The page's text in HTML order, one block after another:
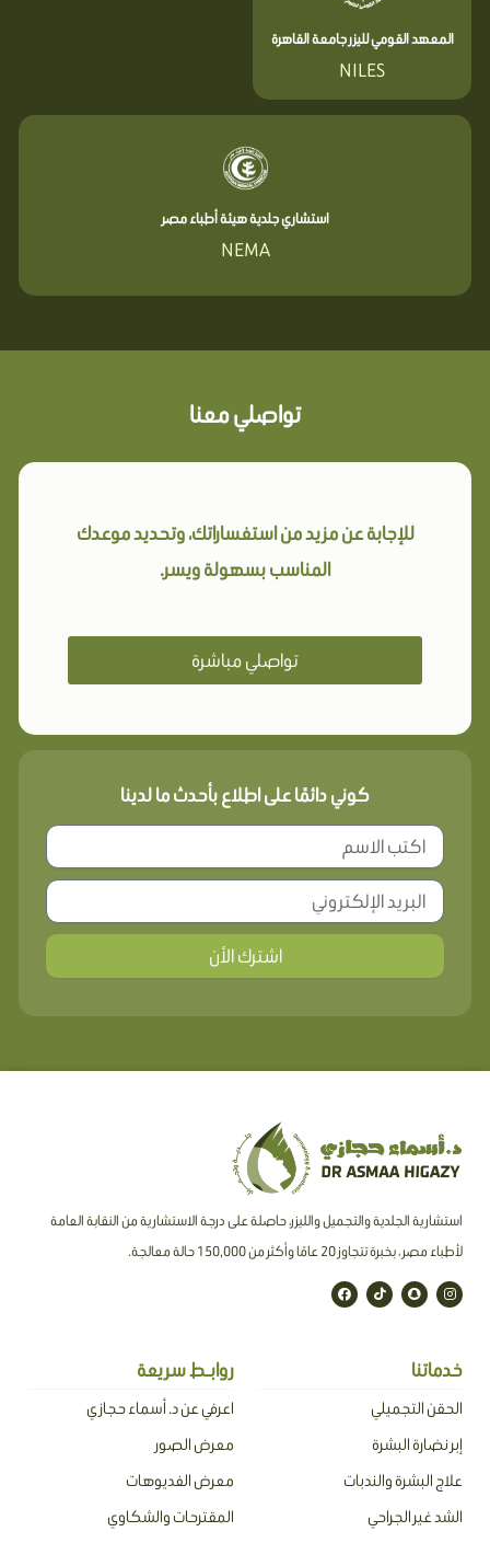
المعهد القومي لليزر جامعة القاهرة
NILES
استشاري جلدية هيئة أطباء مصر
NEMA
تواصلي معنا
للإجابة عن مزيد من استفساراتك، وتحديد موعدك
المناسب بسهولة ويسر.
تواصلي مباشرة
كوني دائمًا على اطلاع بأحدث ما لدينا
اشترك الأن
استشارية الجلدية والتجميل والليزر، حاصلة على درجة الاستشارية من النقابة العامة
لأطباء مصر ، بخبرة تتجاوز 20 عامًا وأكثر من 150,000 حالة معالجة.
I
n
s
a
S
n
a
a
t
T
i
k
F
a
c
خدماتنا
الحقن التجميلي
إبر نضارة البشرة
علاج البشرة والندبات
الشد غير الجراحي
روابـط سريعة
اعرفي عن د. أسماء حجازي
معرض الصور
معرض الفديوهات
المقترحات والشكاوي